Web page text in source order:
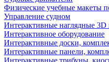
Физические учебные макеты
Управление судном
Интерактивные наглядные 3D
Интерактивное оборудование
Интерактивные доски,
Интерактивные панели,
Интерактивные трибуны,